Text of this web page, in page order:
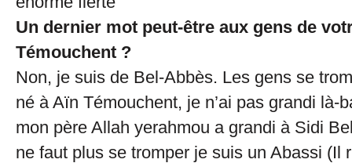
Un dernier mot peut-être aux gens de
Témouchent ?
Non, je suis de Bel-Abbès. Les gens se
né à Aïn Témouchent, je n’ai pas grandi là-
mon père Allah yerahmou a grandi à Sidi
ne faut plus se tromper je suis un Abassi (Il